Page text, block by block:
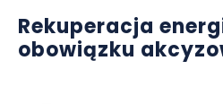
Rekuperacja
obowiązku